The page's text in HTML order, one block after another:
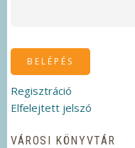
Regisztráció
Elfelejtett jelszó
VÁROSI KÖNYVTÁR